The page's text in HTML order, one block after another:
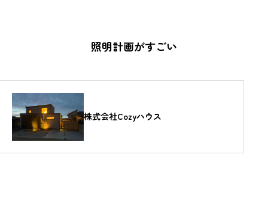
照明計画がすごい
株式会社Cozyハウス